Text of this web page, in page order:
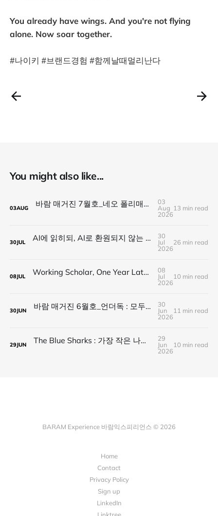
You already have wings. And you're not flying
alone. Now soar together.
#나이키 #브랜드경험 #함께날때멀리난다
You might also like...
03AUG 바람 매거진 7월호_네오 폴리매스 : 명함 한 줄에 갇히지 않는 사람들
03
Aug
2026
13 min read
30JUL AI에 읽히되, AI로 환원되지 않는 것 — 새로운 낭만의 시대, 브랜드와 비즈니스가 향해야 할 방향
30
Jul
2026
26 min read
08JUL Working Scholar, One Year Later : 1년 후, 다시 보내는 응원
08
Jul
2026
10 min read
30JUN 바람 매거진 6월호_언더독 : 모두가 가는 길을 가지 않는다, 나의 길을 만든다
30
Jun
2026
11 min read
29JUN The Blue Sharks : 가장 작은 나라가 만든 가장 넓은 연결
29
Jun
2026
10 min read
BARAM Experience 바람익스피리언스 © 2026
Home
Contact
Privacy Policy
Sign up
LinkedIn